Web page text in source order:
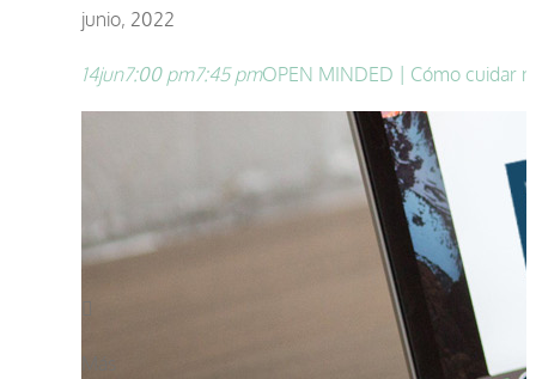
junio, 2022
14jun7:00 pm7:45 pmOPEN MINDED | Cómo cuidar